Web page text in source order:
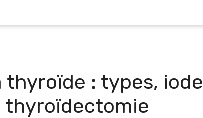
thyroïde : types, iode